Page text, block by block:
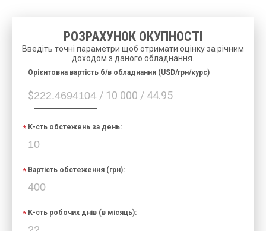
РОЗРАХУНОК ОКУПНОСТІ
Введіть точні параметри щоб отримати оцінку за річним
доходом з даного обладнання.
$ / 10 000 / 44.95
Орієнтовна вартість б/в обладнання (USD/грн/курс)
К-сть обстежень за день:
Вартість обстеження (грн):
К-сть робочих днів (в місяць):